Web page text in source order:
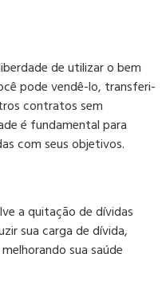
de utilizar o bem
pode vendê-lo, transferi-
contratos sem
é fundamental para
com seus objetivos.
a quitação de dívidas
sua carga de dívida,
sua saúde